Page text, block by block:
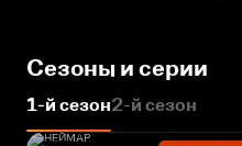
Сезоны и серии
1-й сезон2-й сезон